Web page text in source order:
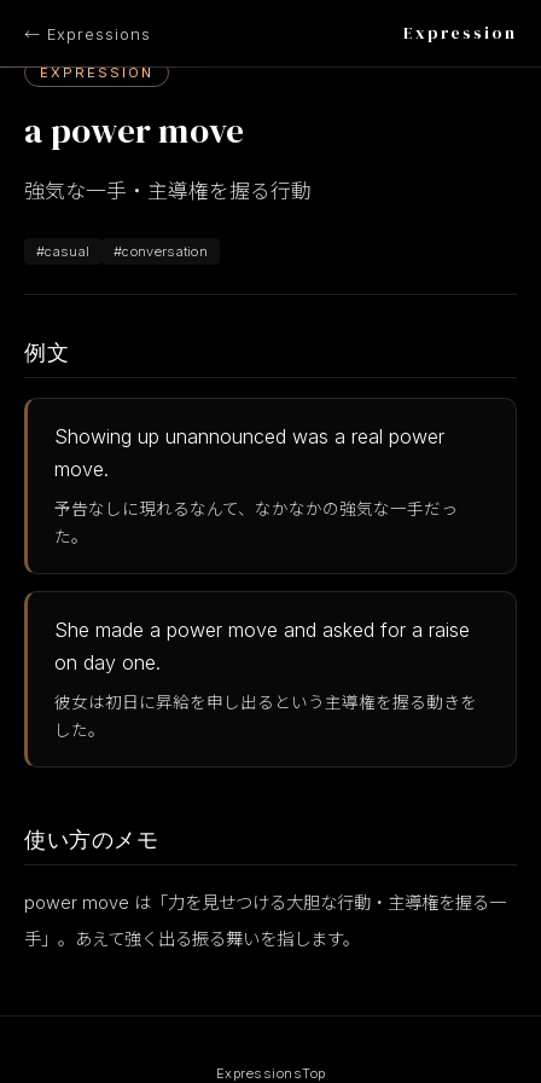
← Expressions Expression
EXPRESSION
a power move
強気な一手・主導権を握る行動
#casual #conversation
例文
Showing up unannounced was a real power
move.
予告なしに現れるなんて、なかなかの強気な一手だっ
た。
She made a power move and asked for a raise
on day one.
彼女は初日に昇給を申し出るという主導権を握る動きを
した。
使い方のメモ
power move は「力を見せつける大胆な行動・主導権を握る一
手」。あえて強く出る振る舞いを指します。
ExpressionsTop